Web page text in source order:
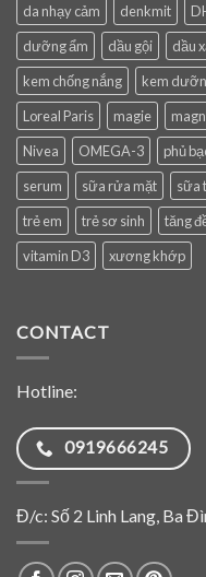
da nhạy cảm
denkmit
dưỡng ẩm
dầu gội dầu
kem chống nắng
kem
Loreal Paris
magie
Nivea
OMEGA-3 phủ
serum
sữa rửa mặt sữa
trẻ em
trẻ sơ sinh tăng
vitamin D3
xương khớp
CONTACT
Hotline:
0919666245
Đ/c: Số 2 Linh Lang, Ba